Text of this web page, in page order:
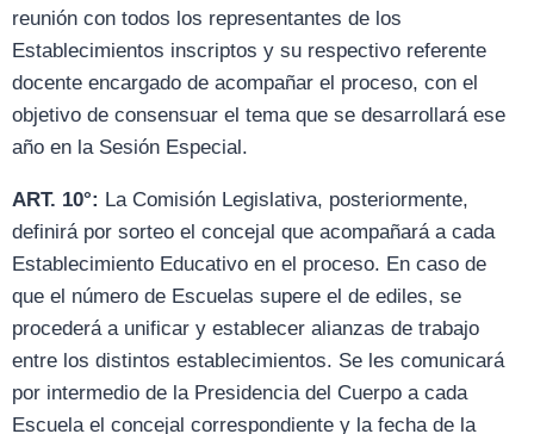
reunión con todos los representantes de los
Establecimientos inscriptos y su respectivo referente
docente encargado de acompañar el proceso, con el
objetivo de consensuar el tema que se desarrollará ese
año en la Sesión Especial.
ART. 10°: La Comisión Legislativa, posteriormente,
definirá por sorteo el concejal que acompañará a cada
Establecimiento Educativo en el proceso. En caso de
que el número de Escuelas supere el de ediles, se
procederá a unificar y establecer alianzas de trabajo
entre los distintos establecimientos. Se les comunicará
por intermedio de la Presidencia del Cuerpo a cada
Escuela el concejal correspondiente y la fecha de la